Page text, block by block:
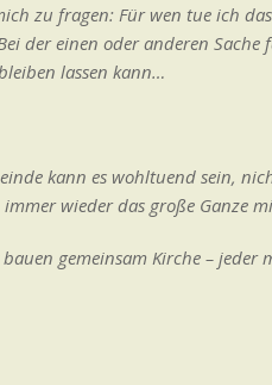
zu fragen: Für wen tue ich
der einen oder anderen
lassen kann…
kann es wohltuend sein,
wieder das große Ganze
gemeinsam Kirche –